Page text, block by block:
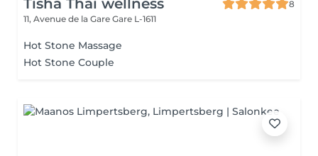
Tisha Thai wellness
8
11, Avenue de la Gare Gare L-1611
Hot Stone Massage
Hot Stone Couple